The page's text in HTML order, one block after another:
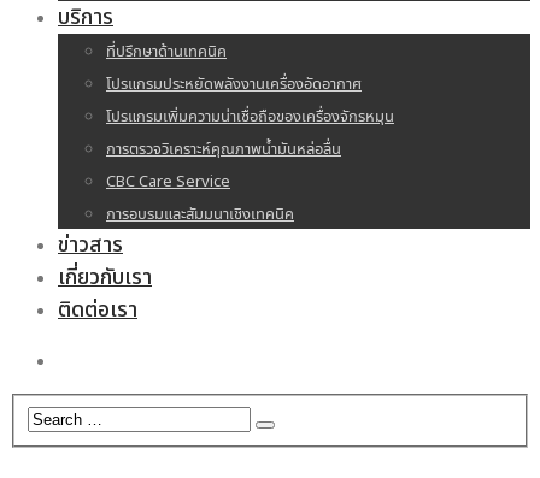
บริการ
ที่ปรึกษาด้านเทคนิค
โปรแกรมประหยัดพลังงานเครื่องอัดอากาศ
โปรแกรมเพิ่มความน่าเชื่อถือของเครื่องจักรหมุน
การตรวจวิเคราะห์คุณภาพน้ำมันหล่อลื่น
CBC Care Service
การอบรมและสัมมนาเชิงเทคนิค
ข่าวสาร
เกี่ยวกับเรา
ติดต่อเรา